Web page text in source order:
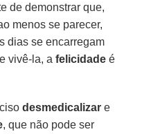
de demonstrar que,
menos se parecer,
dias se encarregam
vivê-la, afelicidade é
desmedicalizar e
, que não pode ser